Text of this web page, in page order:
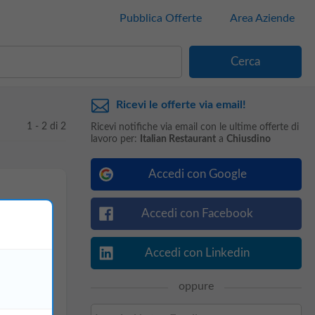
Pubblica Offerte Area Aziende
1 - 2 di 2
Ricevi le offerte via email!
Ricevi notifiche via email con le ultime offerte di
lavoro per:
Italian Restauranta Chiusdino
Accedi con Google
Accedi con Facebook
Accedi con Linkedin
oppure